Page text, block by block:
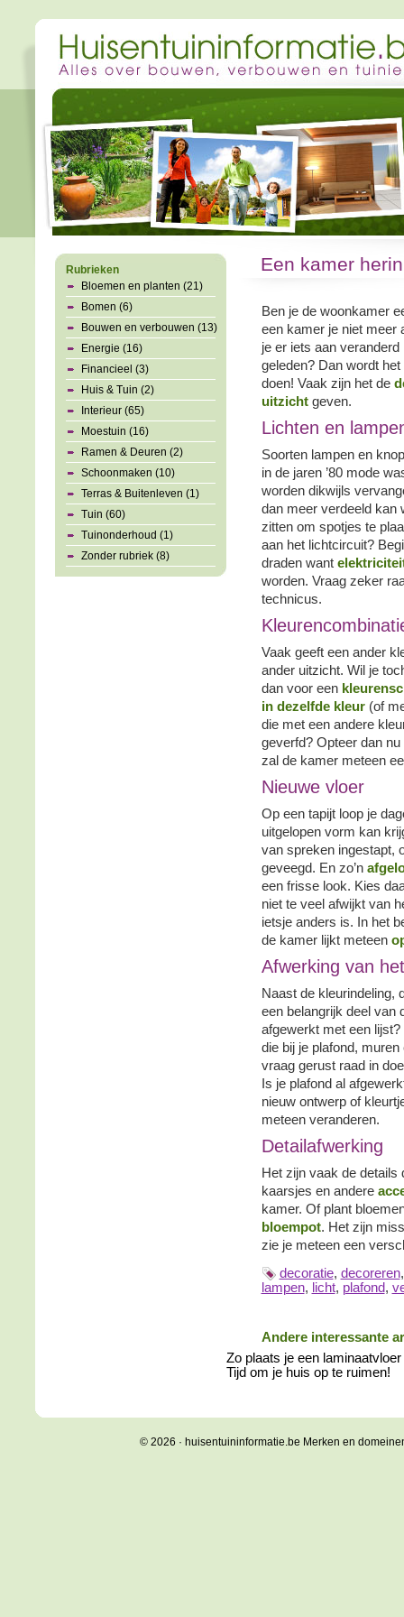
Rubrieken
Bloemen en planten (21)
Bomen (6)
Bouwen en verbouwen (13)
Energie (16)
Financieel (3)
Huis & Tuin (2)
Interieur (65)
Moestuin (16)
Ramen & Deuren (2)
Schoonmaken (10)
Terras & Buitenleven (1)
Tuin (60)
Tuinonderhoud (1)
Zonder rubriek (8)
Een kamer
Ben je de woonkamer
een kamer je niet meer
je er iets aan veranderd
geleden? Dan wordt
doen! Vaak zijn het de
uitzichtgeven.
Lichten en
Soorten lampen en
in de jaren ’80 mode
worden dikwijls
dan meer verdeeld kan
zitten om spotjes te
aan het lichtcircuit?
draden want
worden. Vraag zeker
technicus.
Vaak geeft een ander
ander uitzicht. Wil je
dan voor een
in dezelfde kleur(of
die met een andere
geverfd? Opteer dan
zal de kamer meteen
Nieuwe vloer
Op een tapijt loop je
uitgelopen vorm kan
van spreken ingestapt,
geveegd. En zo’n
een frisse look. Kies
niet te veel afwijkt van
ietsje anders is. In het
de kamer lijkt meteen
Afwerking van
Naast de kleurindeling,
een belangrijk deel van
afgewerkt met een
die bij je plafond,
vraag gerust raad in
Is je plafond al
nieuw ontwerp of
meteen veranderen.
Detailafwerking
Het zijn vaak de details
kaarsjes en andere
kamer. Of plant
bloempot. Het zijn
zie je meteen een
decoratie, decoreren
lampen, licht, plafond,
Andere interessante
Zo plaats je een laminaatvloer
Tijd om je huis op te ruimen!
© 2026 · huisentuininformatie.be Merken en